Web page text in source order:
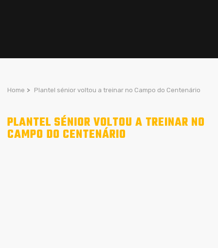
Home > Plantel sénior voltou a treinar no Campo do Centenário
PLANTEL SÉNIOR VOLTOU A TREINAR NO
CAMPO DO CENTENÁRIO